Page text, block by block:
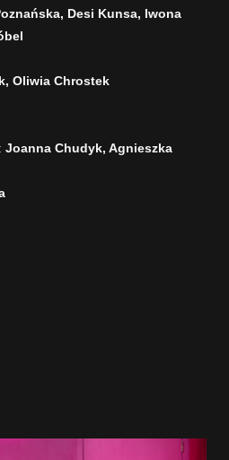
Desi Kunsa, Iwona
Oliwia Chrostek
Joanna Chudyk, Agnieszka